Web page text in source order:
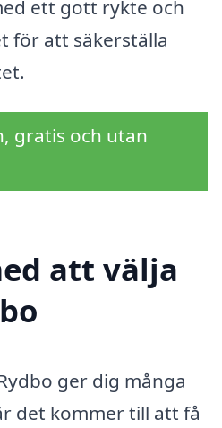
ett gott rykte och
för att säkerställa
gratis och utan
att välja
ger dig många
det kommer till att få